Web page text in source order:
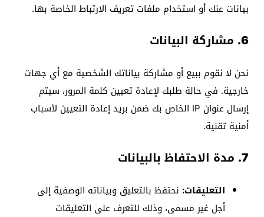
بيانات عنك أو استخدام ملفات تعريف الارتباط الخاصة بها.
6. مشاركة البيانات
نحن لا نقوم ببيع أو مشاركة بياناتك الشخصية مع أي جهات
خارجية. في حالة طلبك لإعادة تعيين كلمة المرور، سيتم
إرسال عنوان IP الخاص بك ضمن بريد إعادة التعيين لأسباب
أمنية تقنية.
7. مدة الاحتفاظ بالبيانات
التعليقات: نحتفظ بالتعليق وبياناته الوصفية إلى
أجل غير مسمى، وذلك للتعرف على التعليقات